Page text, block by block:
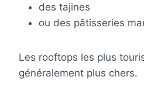
des tajines
ou des pâtisseries
Les rooftops les plus
généralement plus chers.